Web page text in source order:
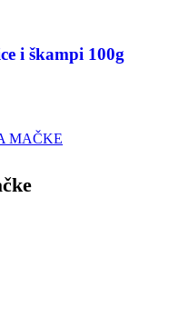
i škampi 100g
MAČKE